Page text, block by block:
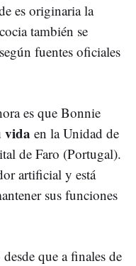
es originaria la
también se
fuentes oficiales
es que Bonnie
vida en la Unidad de
de Faro (Portugal).
artificial y está
sus funciones
desde que a finales de